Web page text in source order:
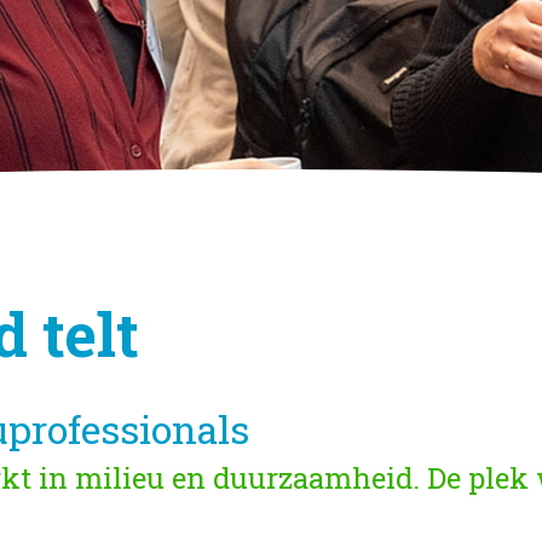
telt
in milieu en duurzaamheid. De plek